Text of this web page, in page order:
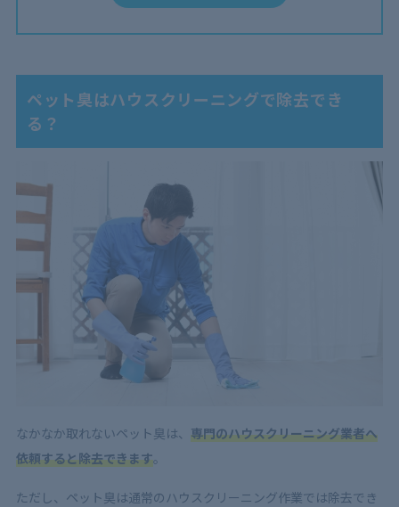
4
ペット臭が賃貸物件でついてしまった！原状回復費用
も
6
確かな技術力があるか
ペット臭除去の実績は豊富にあるか
安全対策は十分か
見積もりは明瞭か
ペット臭にはハウスクリーニングが効果的！実績ある
業者を選ぼう！
ペット臭はハウスクリーニングで除去でき
る？
なかなか取れないペット臭は、 専門のハウスクリーニング業者へ
依頼すると除去できます。
ただし、ペット臭は通常のハウスクリーニング作業では除去でき